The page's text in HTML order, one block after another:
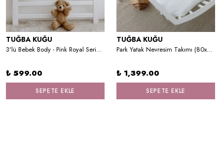
TUĞBA KUĞU
3'lü Bebek Body - Pink Royal Series - Z Harfi
₺ 599.00
SEPETE EKLE
TUĞBA KUĞU
Park Yatak Nevresim Takımı (80x120) - Green Royal Series - H Harfi
₺ 1,399.00
SEPETE EKLE